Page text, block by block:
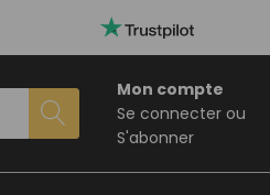
Mon compte
Se connecter ou
S'abonner